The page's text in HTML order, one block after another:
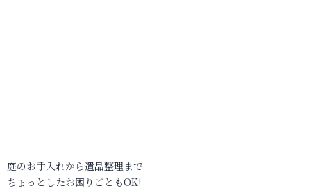
庭のお手入れから遺品整理まで
ちょっとしたお困りごともOK!